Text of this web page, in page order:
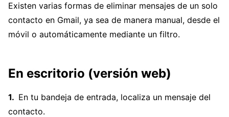
Existen varias formas de eliminar mensajes de un solo
contacto en Gmail, ya sea de manera manual, desde el
móvil o automáticamente mediante un filtro.
En escritorio (versión web)
En tu bandeja de entrada, localiza un mensaje del
contacto.